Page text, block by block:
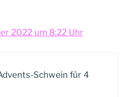
2022 um 8:22 Uhr
Schwein für 4